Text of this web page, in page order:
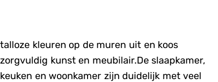
talloze kleuren op de muren uit en koos
zorgvuldig kunst en meubilair.De slaapkamer,
keuken en woonkamer zijn duidelijk met veel